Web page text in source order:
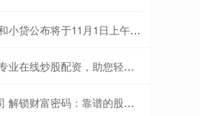
贷公布将于11月1日上午起复牌
线炒股配资，助您轻松掘金股海
富密码：靠谱的股票配资网站推荐